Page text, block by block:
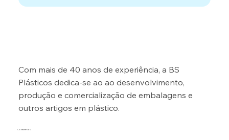
Com mais de 40 anos de experiência, a BS
Plásticos dedica-se ao ao desenvolvimento,
produção e comercialização de embalagens e
outros artigos em plástico.
Contacte-nos